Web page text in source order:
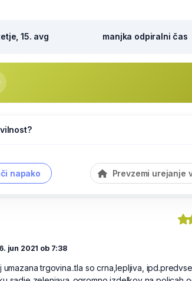
15. avg manjka odpiralni čas
napako Prevzemi urejanje
jun 2021 ob 7:38
umazana trgovina..tla so crna,lepljiva,